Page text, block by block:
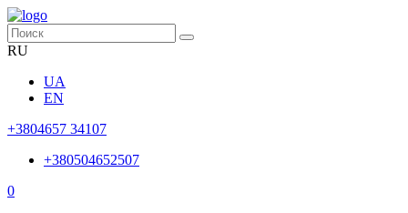
RU
UA
EN
+3804657 34107
+380504652507
0